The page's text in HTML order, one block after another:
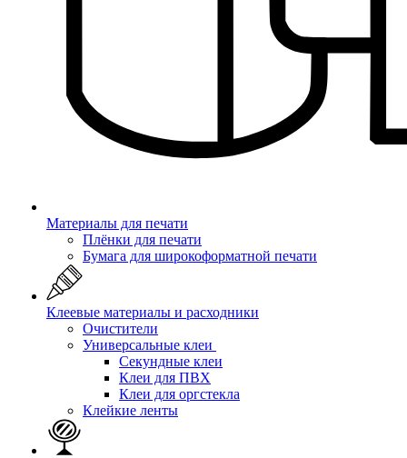
Материалы для печати
Плёнки для печати
Бумага для широкоформатной печати
Клеевые материалы и расходники
Очистители
Универсальные клеи
Секундные клеи
Клеи для ПВХ
Клеи для оргстекла
Клейкие ленты